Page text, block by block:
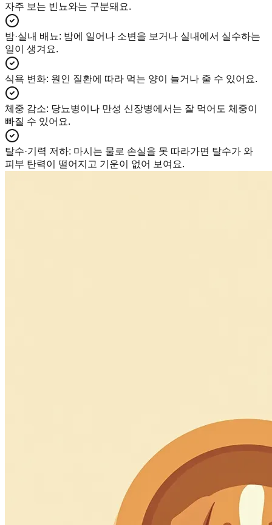
자주 보는 빈뇨와는 구분돼요.
밤·실내 배뇨: 밤에 일어나 소변을 보거나 실내에서 실수하는
일이 생겨요.
식욕 변화: 원인 질환에 따라 먹는 양이 늘거나 줄 수 있어요.
체중 감소: 당뇨병이나 만성 신장병에서는 잘 먹어도 체중이
빠질 수 있어요.
탈수·기력 저하: 마시는 물로 손실을 못 따라가면 탈수가 와
피부 탄력이 떨어지고 기운이 없어 보여요.